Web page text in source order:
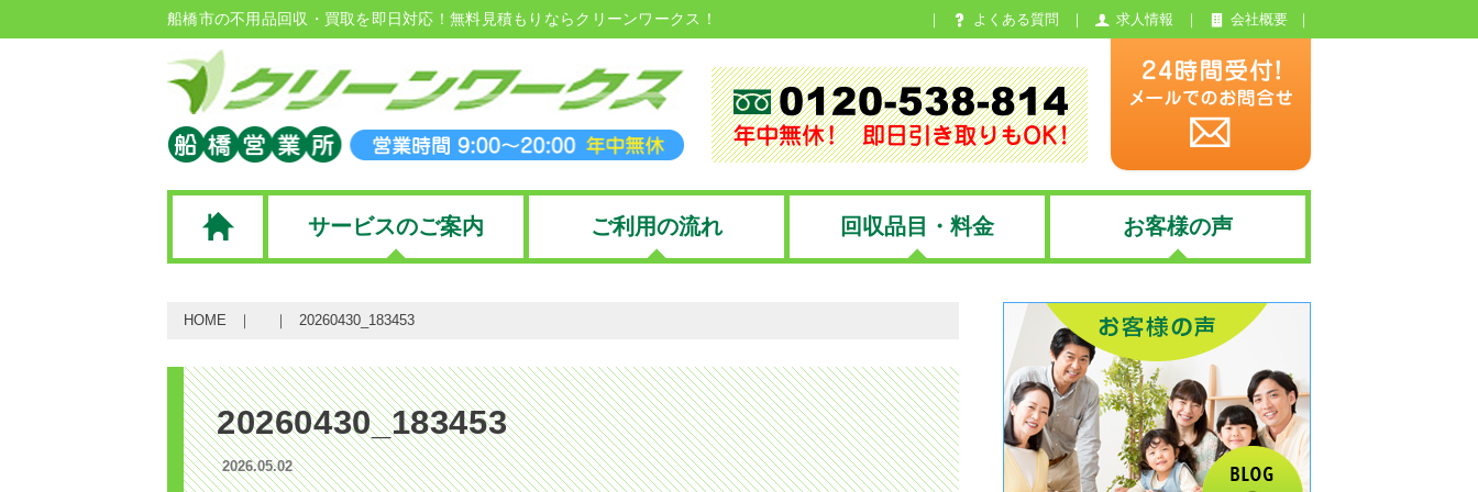
船橋市の不用品回収・買取を即日対応！無料見積もりならクリーンワークス！ よくある質問 求人情報 会社概要
サービスのご案内 ご利用の流れ 回収品目・料金 お客様の声
HOME 20260430_183453
20260430_183453
2026.05.02